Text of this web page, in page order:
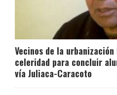
Vecinos de la
celeridad para concluir
vía Juliaca-Caracoto